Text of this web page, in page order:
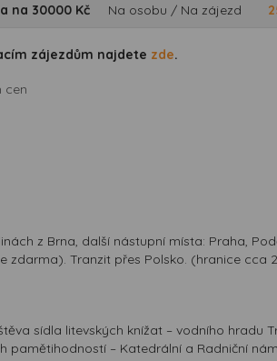
na 30000 Kč Na osobu / Na zájezd
zájezdům najdete zde.
cen
z Brna, další nástupní místa: Praha,
zdarma). Tranzit přes Polsko. (hranice cca
sídla litevských knížat – vodního hradu
pamětihodností – Katedrální a Radniční